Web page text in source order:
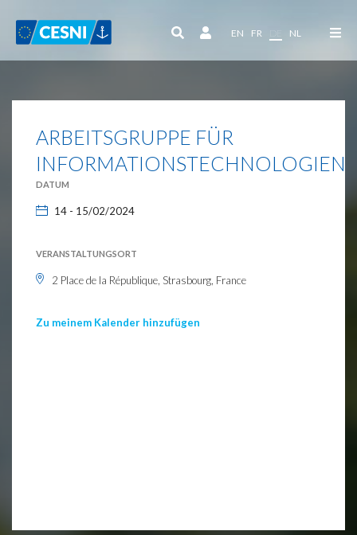
EN FR NL
ARBEITSGRUPPE FÜR
INFORMATIONSTECHNOLOGIEN
DATUM
14 - 15/02/2024
VERANSTALTUNGSORT
2 Place de la République, Strasbourg, France
Zu meinem Kalender hinzufügen